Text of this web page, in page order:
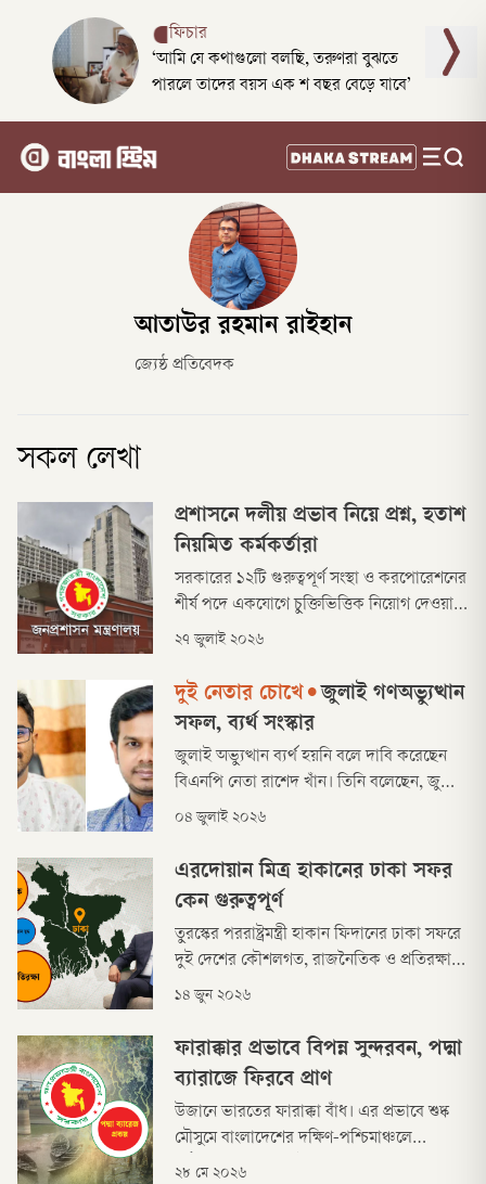
ফিচার
‘আমি যে কথাগুলো বলছি, তরুণরা বুঝতে
পারলে তাদের বয়স এক শ বছর বেড়ে যাবে’
আতাউর রহমান রাইহান
জ্যেষ্ঠ প্রতিবেদক
সকল লেখা
প্রশাসনে দলীয় প্রভাব নিয়ে প্রশ্ন, হতাশ
নিয়মিত কর্মকর্তারা
সরকারের ১২টি গুরুত্বপূর্ণ সংস্থা ও করপোরেশনের
শীর্ষ পদে একযোগে চুক্তিভিত্তিক নিয়োগ দেওয়ায়
প্রশাসনের ভেতরে নতুন করে বিতর্ক শুরু হয়েছে।
সহযোগী সংগঠনের সাবেক নেতাদের আধিক্য
রয়েছে।
২৭ জুলাই ২০২৬
দুই নেতার চোখে •জুলাই গণঅভ্যুত্থান
সফল, ব্যর্থ সংস্কার
জুলাই অভ্যুত্থান ব্যর্থ হয়নি বলে দাবি করেছেন
বিএনপি নেতা রাশেদ খাঁন। তিনি বলেছেন, জুলাই
গণঅভ্যুত্থান ও পরবর্তী অন্তর্বর্তী সরকার–দুটি
সফল একটি গণঅভ্যুত্থান। কিন্তু জুলাইয়ে
অন্তর্বর্তী সরকারকে মোটামুটি ব্যর্থই বলতে হবে।
০৪ জুলাই ২০২৬
এরদোয়ান মিত্র হাকানের ঢাকা সফর
কেন গুরুত্বপূর্ণ
তুরস্কের পররাষ্ট্রমন্ত্রী হাকান ফিদানের ঢাকা সফরে
দুই দেশের কৌশলগত, রাজনৈতিক ও প্রতিরক্ষা
সম্পর্ক জোরদারের বিষয় বেশি গুরুত্ব পেয়েছে।
যুদ্ধও ছিল আলোচনায়।
১৪ জুন ২০২৬
ফারাক্কার প্রভাবে বিপন্ন সুন্দরবন, পদ্মা
ব্যারাজে ফিরবে প্রাণ
উজানে ভারতের ফারাক্কা বাঁধ। এর প্রভাবে শুষ্ক
মৌসুমে বাংলাদেশের দক্ষিণ-পশ্চিমাঞ্চলে
মিঠাপানির তীব্র সংকট দেখা দেয়। বিপরীতে
২৮ মে ২০২৬